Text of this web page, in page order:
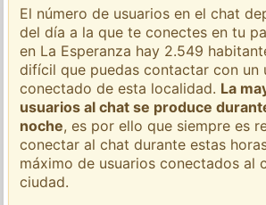
El número de usuarios en el chat
del día a la que te conectes en tu
en La Esperanza hay 2.549
difícil que puedas contactar con un
conectado de esta localidad. La
usuarios al chat se produce
noche, es por ello que siempre es
conectar al chat durante estas
máximo de usuarios conectados al
ciudad.